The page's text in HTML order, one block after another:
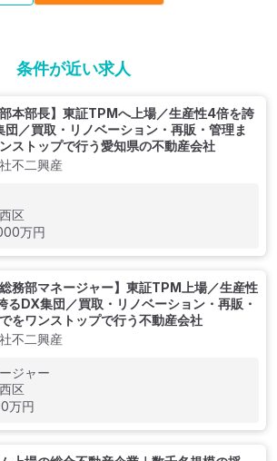
条件が近い求人
部本部長】東証TPMへ上場／生産性4倍を誇
団／買取・リノベーション・再販・管理ま
ストップで行う愛知県の不動産会社
不二興産
区
万円
総務部マネージャー】東証TPM上場／生産性
るDX集団／買取・リノベーション・再販・
をワンストップで行う不動産会社
不二興産
ジャー
区
万円